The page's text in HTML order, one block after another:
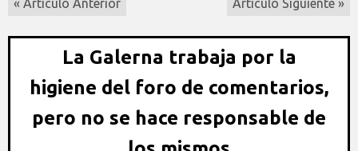
La Galerna trabaja por la
higiene del foro de comentarios,
pero no se hace responsable de